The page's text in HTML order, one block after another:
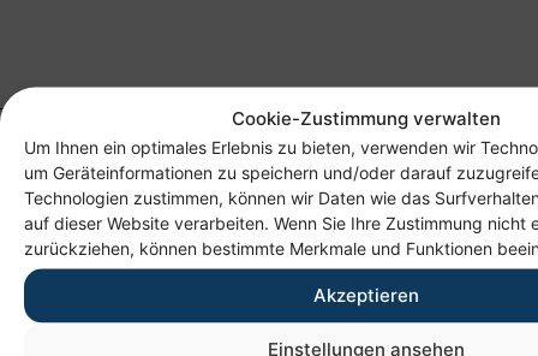
Cookie-Zustimmung verwalten
Um Ihnen ein optimales Erlebnis zu bieten, verwenden wir
um Geräteinformationen zu speichern und/oder darauf
Technologien zustimmen, können wir Daten wie das
auf dieser Website verarbeiten. Wenn Sie Ihre Zustimmung nicht
zurückziehen, können bestimmte Merkmale und Funktionen
Akzeptieren
Einstellungen ansehen
Anschrift